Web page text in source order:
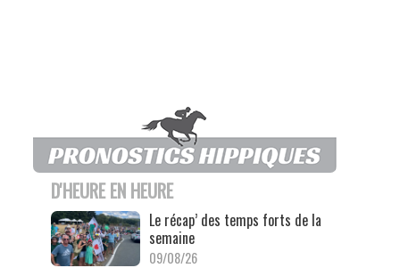
D'HEURE EN HEURE
Le récap’ des temps forts de la
semaine
09/08/26